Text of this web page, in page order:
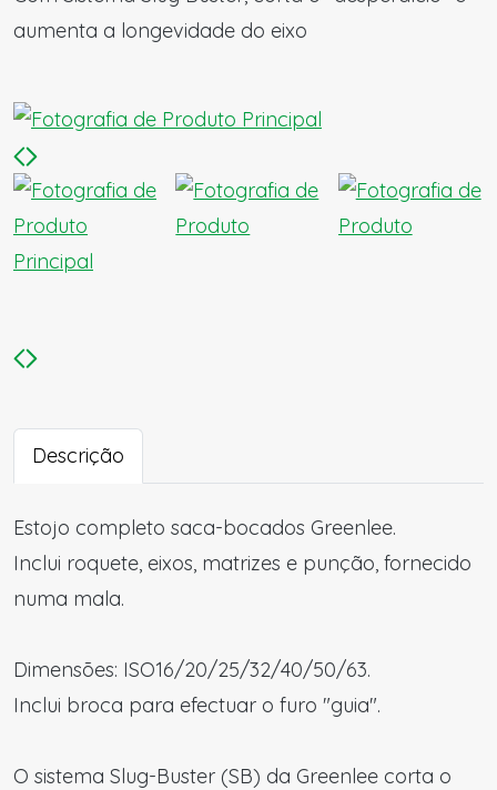
aumenta a longevidade do eixo
Descrição
Estojo completo saca-bocados Greenlee.
Inclui roquete, eixos, matrizes e punção, fornecido
numa mala.
Dimensões: ISO16/20/25/32/40/50/63.
Inclui broca para efectuar o furo "guia".
O sistema Slug-Buster (SB) da Greenlee corta o